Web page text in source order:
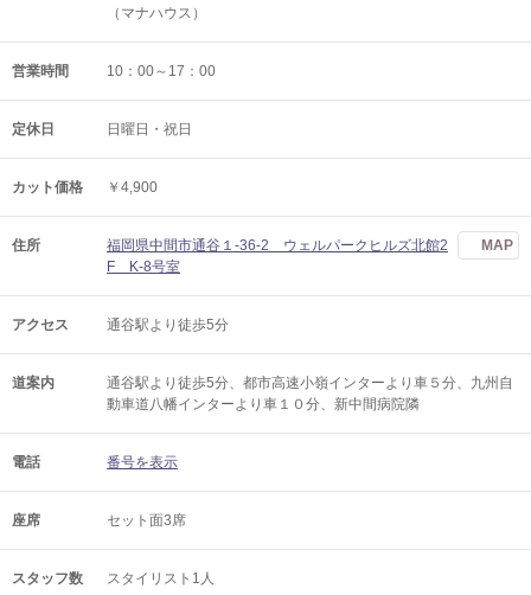
（マナハウス）
営業時間 10：00～17：00
定休日 日曜日・祝日
カット価格 ￥4,900
住所
福岡県中間市通谷１-36-2 ウェルパークヒルズ北館2
F K-8号室
MAP
アクセス 通谷駅より徒歩5分
道案内
通谷駅より徒歩5分、都市高速小嶺インターより車５分、九州自
動車道八幡インターより車１０分、新中間病院隣
電話 番号を表示
座席 セット面3席
スタッフ数 スタイリスト1人